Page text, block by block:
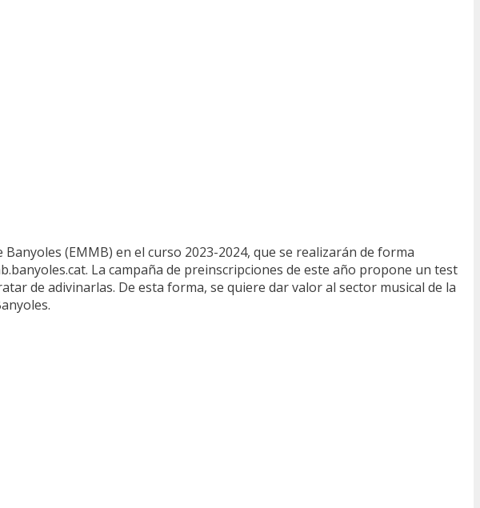
(EMMB) en el curso 2023-2024, que se realizarán de forma
La campaña de preinscripciones de este año propone un test
de adivinarlas. De esta forma, se quiere dar valor al sector musical de la